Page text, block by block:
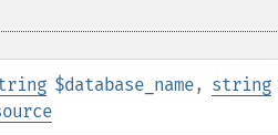
$database_name, string